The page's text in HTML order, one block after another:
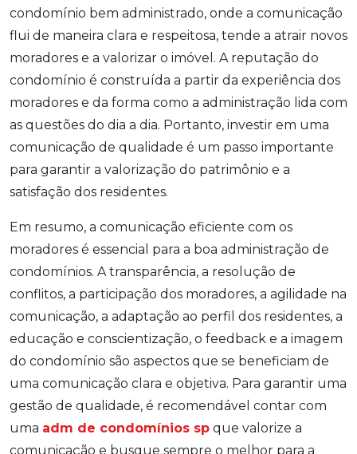
condomínio bem administrado, onde a comunicação
flui de maneira clara e respeitosa, tende a atrair novos
moradores e a valorizar o imóvel. A reputação do
condomínio é construída a partir da experiência dos
moradores e da forma como a administração lida com
as questões do dia a dia. Portanto, investir em uma
comunicação de qualidade é um passo importante
para garantir a valorização do patrimônio e a
satisfação dos residentes.
Em resumo, a comunicação eficiente com os
moradores é essencial para a boa administração de
condomínios. A transparência, a resolução de
conflitos, a participação dos moradores, a agilidade na
comunicação, a adaptação ao perfil dos residentes, a
educação e conscientização, o feedback e a imagem
do condomínio são aspectos que se beneficiam de
uma comunicação clara e objetiva. Para garantir uma
gestão de qualidade, é recomendável contar com
uma adm de condomínios sp que valorize a
comunicação e busque sempre o melhor para a